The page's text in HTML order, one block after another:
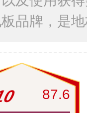
品牌，是
87.6